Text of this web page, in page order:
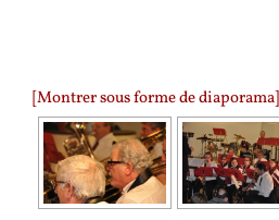
[Montrer sous forme de diaporama]